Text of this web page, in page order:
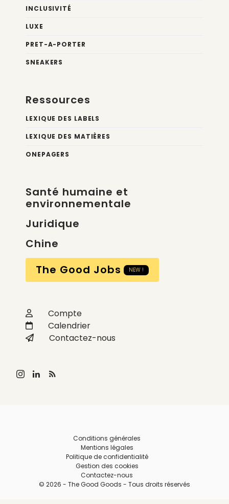
INCLUSIVITÉ
LUXE
PRET-A-PORTER
SNEAKERS
Ressources
LEXIQUE DES LABELS
LEXIQUE DES MATIÈRES
ONEPAGERS
Santé humaine et
environnementale
Juridique
Chine
The Good Jobs
NEW !
Compte
Calendrier
Contactez-nous
Conditions générales
Mentions légales
Politique de confidentialité
Gestion des cookies
Contactez-nous
© 2026 - The Good Goods - Tous droits réservés